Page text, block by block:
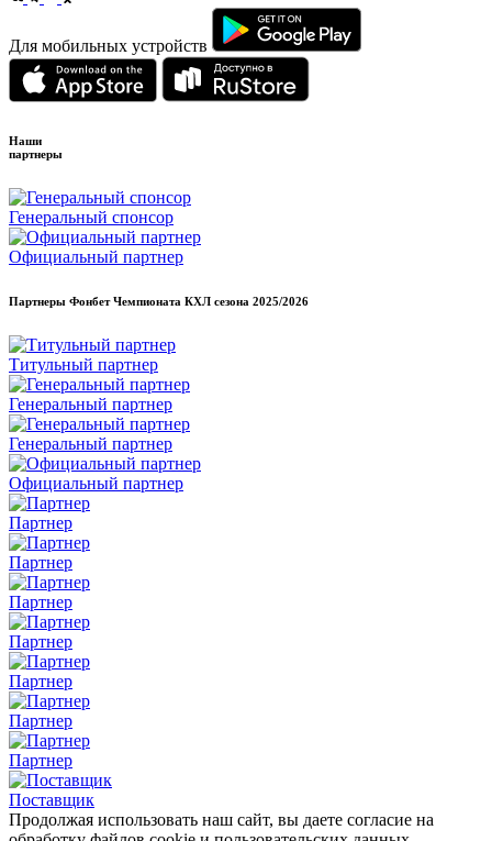
Для мобильных устройств
Наши
партнеры
Генеральный спонсор
Официальный партнер
Партнеры Фонбет Чемпионата КХЛ сезона 2025/2026
Титульный партнер
Генеральный партнер
Генеральный партнер
Официальный партнер
Партнер
Партнер
Партнер
Партнер
Партнер
Партнер
Партнер
Поставщик
Продолжая использовать наш сайт, вы даете согласие на